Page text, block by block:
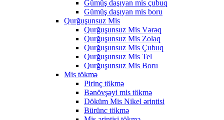
Gümüş daşıyan mis çubuq
Gümüş daşıyan mis boru
Qurğuşunsuz Mis
Qurğuşunsuz Mis Vərəq
Qurğuşunsuz Mis Zolaq
Qurğuşunsuz Mis Çubuq
Qurğuşunsuz Mis Tel
Qurğuşunsuz Mis Boru
Mis tökmə
Pirinç tökmə
Bənövşəyi mis tökmə
Döküm Mis Nikel ərintisi
Bürünc tökmə